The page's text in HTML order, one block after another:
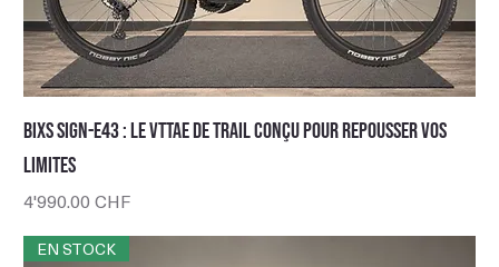
BIXS Sign-E43 : le VTTAE de trail conçu pour repousser vos
limites
Prix
4'990.00 CHF
EN STOCK